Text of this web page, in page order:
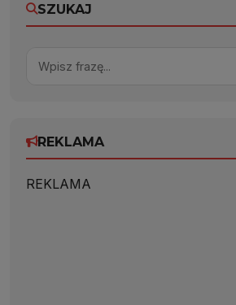
SZUKAJ
REKLAMA
REKLAMA